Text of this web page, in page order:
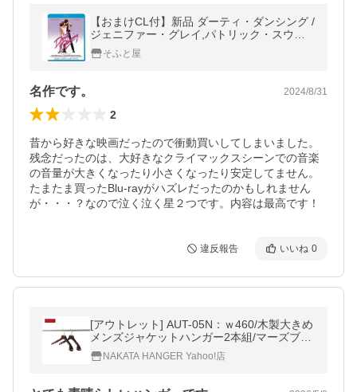
【おまけCL付】新品 ダーティ・ダンシング /
ジェニファー・グレイ,パトリック・スウェ
イジ (Blu-ray) KIXF1860-KING
そふと屋
名作です。 2024/8/31
2
昔から好きな映画だったので衝動買いしてしまいました。
残念だったのは、大好きなクライマックスシーンでの音楽
の音量が大きくなったり小さくなったり安定してません。
たまたま買ったBlu-rayがハズレだったのかもしれません
が・・・？なので泣く泣く星２つです。内容は最高です！
違反報告 いいね 0
[アウトレット] AUT-05N：ｗ460/木製大きめ
メンズジャケットハンガー2本組/マーズブラ
ウン/アンダーパーツなし【ナカタハンガー
公式】
NAKATA HANGER Yahoo!店